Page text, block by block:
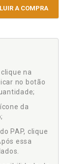
A COMPRA
na
no botão
da
PAP, clique
essa